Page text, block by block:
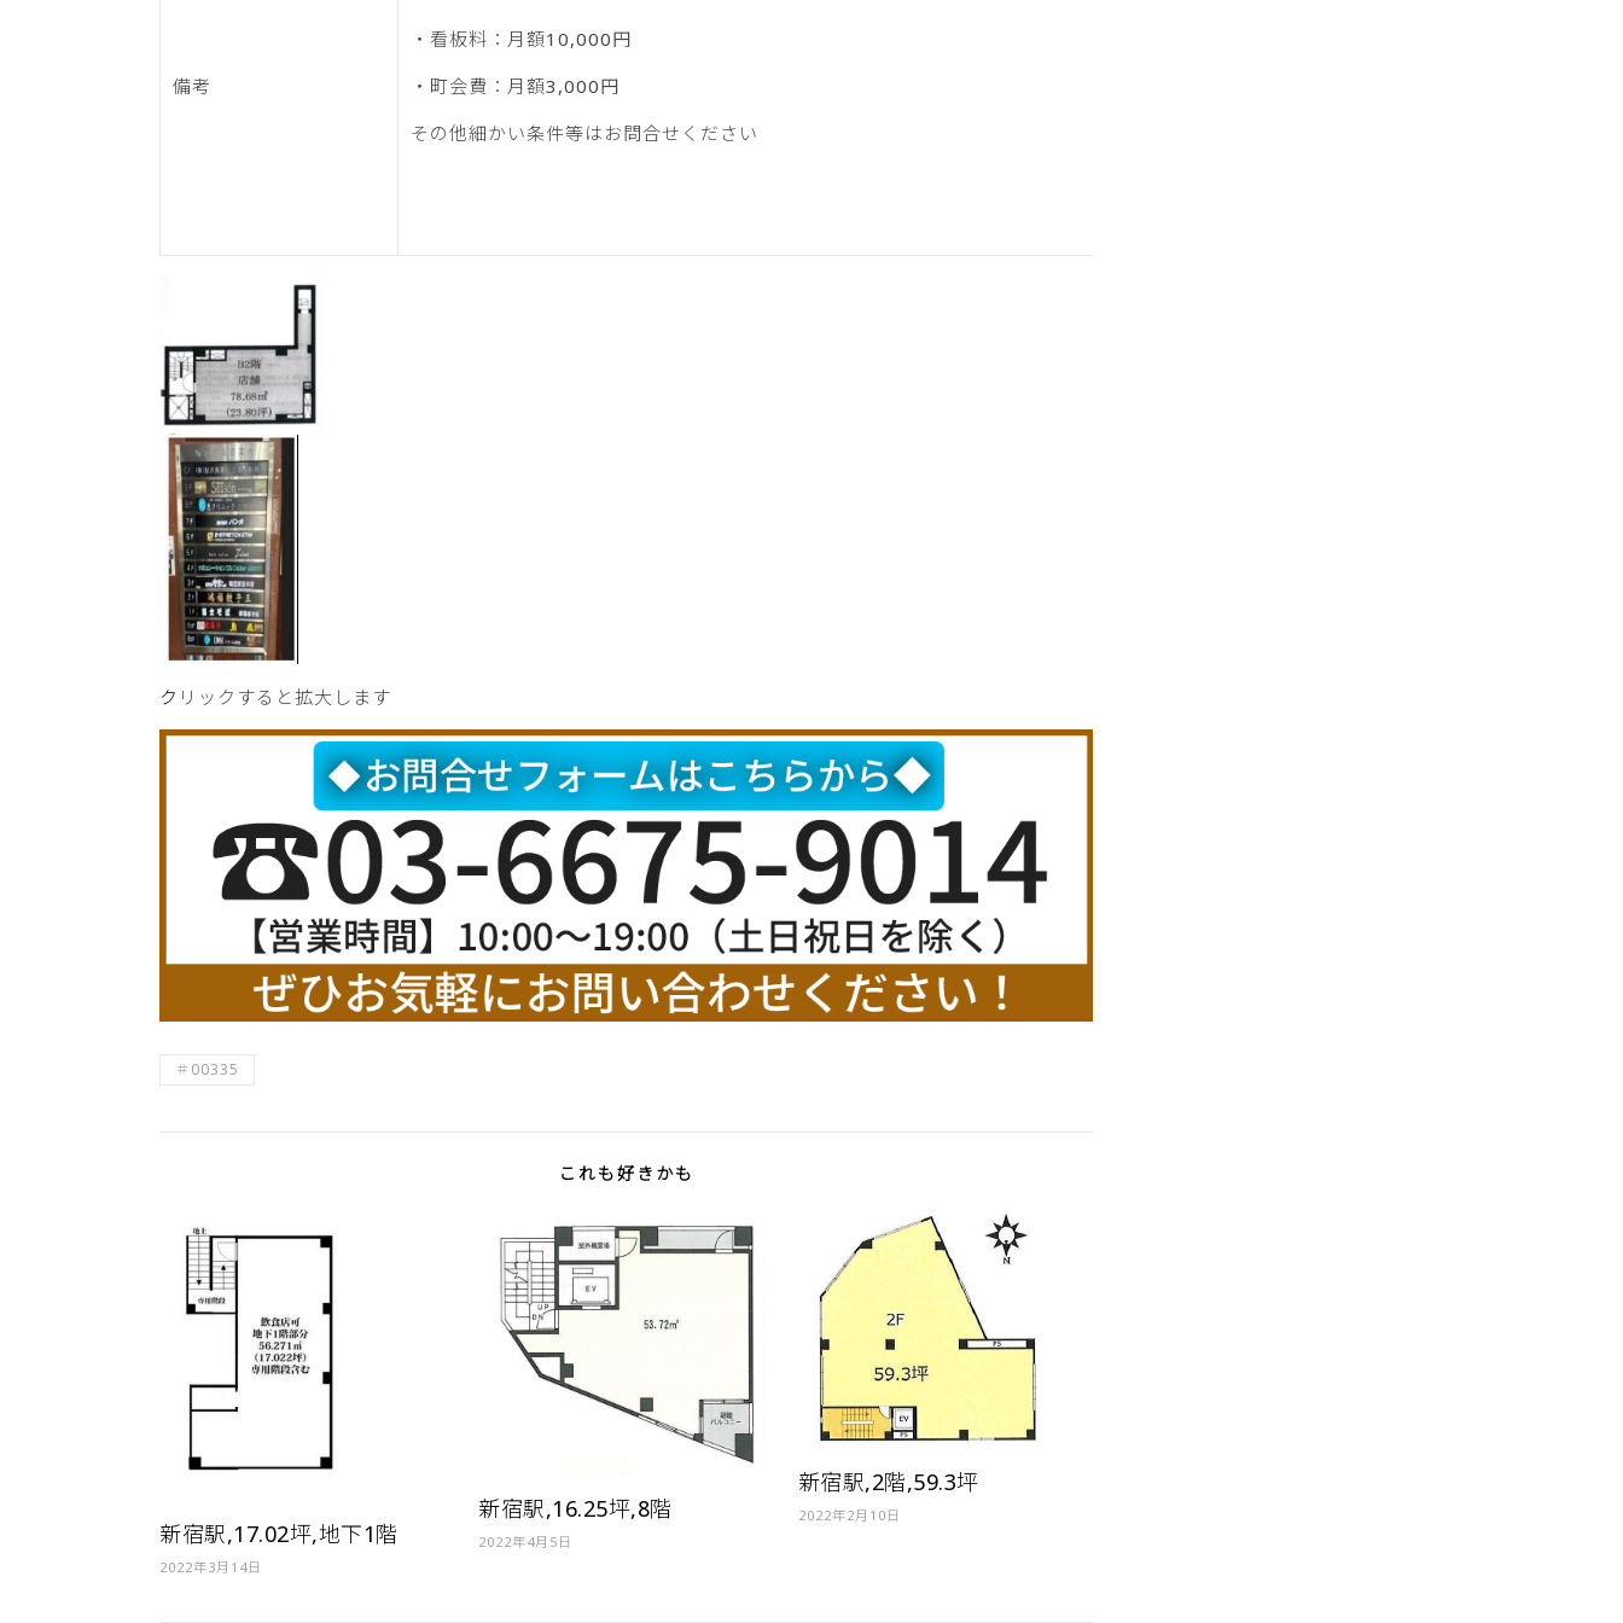
備考
・看板料：月額10,000円
・町会費：月額3,000円
その他細かい条件等はお問合せください
クリックすると拡大します
＃00335
これも好きかも
新宿駅,17.02坪,地下1階
2022年3月14日
新宿駅,16.25坪,8階
2022年4月5日
新宿駅,2階,59.3坪
2022年2月10日